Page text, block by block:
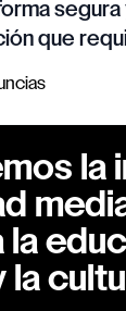
segura
que
la
la